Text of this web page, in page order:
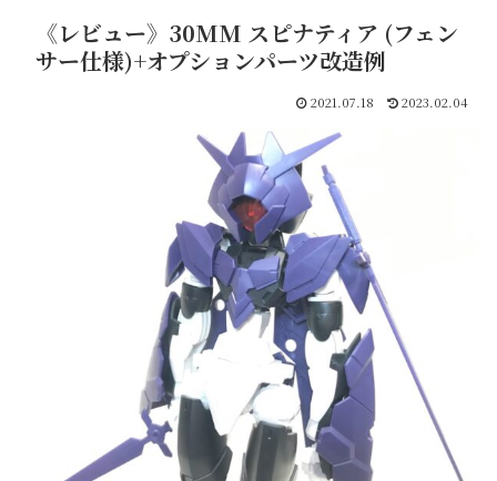
《レビュー》30MM スピナティア (フェン
サー仕様)+オプションパーツ改造例
2021.07.18 2023.02.04